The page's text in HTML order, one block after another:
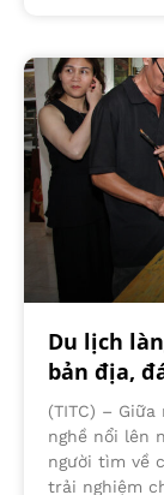
Du lịch
bản địa,
(TITC) –
nghề nổi lên
người tìm về
trải nghiệm